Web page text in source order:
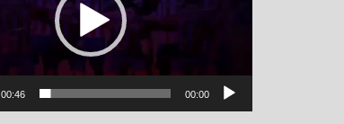
00:00
00:46